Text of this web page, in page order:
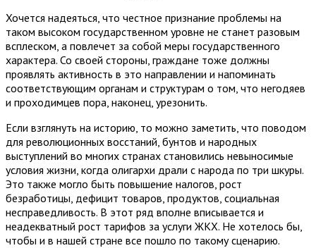
Хочется надеяться, что честное признание проблемы на
таком высоком государственном уровне не станет разовым
всплеском, а повлечет за собой меры государственного
характера. Со своей стороны, граждане тоже должны
проявлять активность в это направлении и напоминать
соответствующим органам и структурам о том, что негодяев
и проходимцев пора, наконец, урезонить.
Если взглянуть на историю, то можно заметить, что поводом
для революционных восстаний, бунтов и народных
выступлений во многих странах становились невыносимые
условия жизни, когда олигархи драли с народа по три шкуры.
Это также могло быть повышение налогов, рост
безработицы, дефицит товаров, продуктов, социальная
несправедливость. В этот ряд вполне вписывается и
неадекватный рост тарифов за услуги ЖКХ. Не хотелось бы,
чтобы и в нашей стране все пошло по такому сценарию.